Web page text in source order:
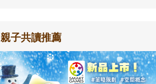
親子共讀推薦